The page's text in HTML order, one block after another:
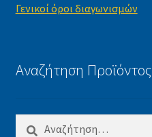
Γενικοί όροι διαγωνισμών
Αναζήτηση Προϊόντος